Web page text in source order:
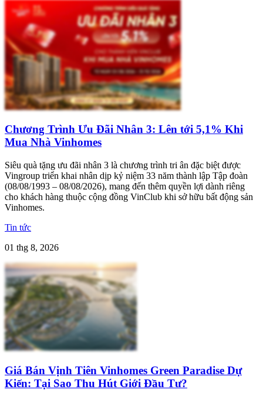
Chương Trình Ưu Đãi Nhân 3: Lên tới 5,1% Khi
Mua Nhà Vinhomes
Siêu quà tặng ưu đãi nhân 3 là chương trình tri ân đặc biệt được
Vingroup triển khai nhân dịp kỷ niệm 33 năm thành lập Tập đoàn
(08/08/1993 – 08/08/2026), mang đến thêm quyền lợi dành riêng
cho khách hàng thuộc cộng đồng VinClub khi sở hữu bất động sản
Vinhomes.
Tin tức
01 thg 8, 2026
Giá Bán Vịnh Tiên Vinhomes Green Paradise Dự
Kiến: Tại Sao Thu Hút Giới Đầu Tư?